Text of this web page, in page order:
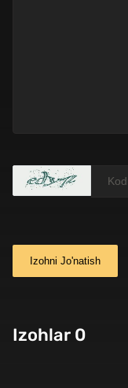
Izohni Jo'natish
Izohlar 0